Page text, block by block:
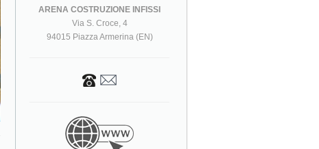
ARENA COSTRUZIONE INFISSI
Via S. Croce, 4
94015 Piazza Armerina (EN)